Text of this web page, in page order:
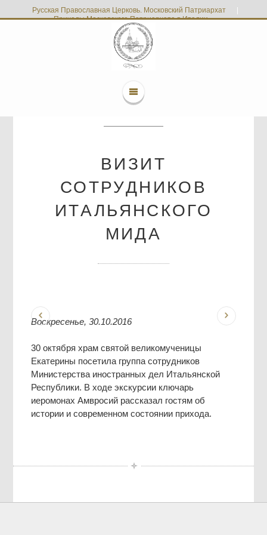
Русская Православная Церковь. Московский Патриархат
Приходы Московского Патриархата в Италии
ВИЗИТ
СОТРУДНИКОВ
ИТАЛЬЯНСКОГО
МИДА
Воскресенье, 30.10.2016
30 октября храм святой великомученицы
Екатерины посетила группа сотрудников
Министерства иностранных дел Итальянской
Республики. В ходе экскурсии ключарь
иеромонах Амвросий рассказал гостям об
истории и современном состоянии прихода.